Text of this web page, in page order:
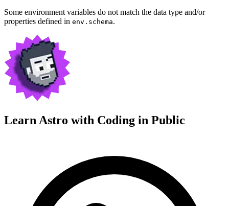
Some environment variables do not match the data type and/or
properties defined in env.schema.
Learn Astro with Coding in Public